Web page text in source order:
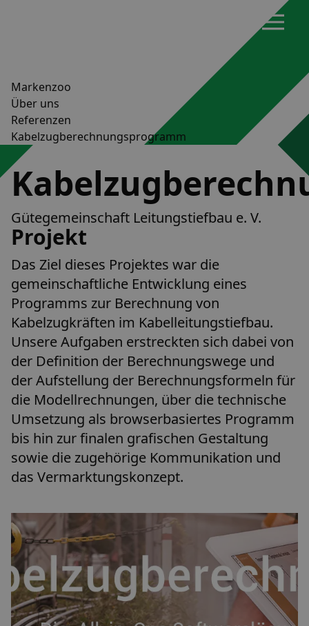
Markenzoo
Über uns
Referenzen
Kabelzugberechnungsprogramm
Gütegemeinschaft Leitungstiefbau e. V.
Projekt
Das Ziel dieses Projektes war die
gemeinschaftliche Entwicklung eines
Programms zur Berechnung von
Kabelzugkräften im Kabelleitungstiefbau.
Unsere Aufgaben erstreckten sich dabei von
der Definition der Berechnungswege und
der Aufstellung der Berechnungsformeln für
die Modellrechnungen, über die technische
Umsetzung als browserbasiertes Programm
bis hin zur finalen grafischen Gestaltung
sowie die zugehörige Kommunikation und
das Vermarktungskonzept.